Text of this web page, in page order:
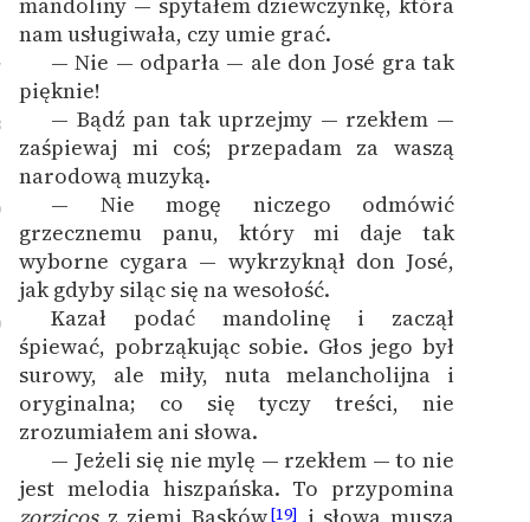
nam usługiwała, czy umie grać.
— Nie — odparła — ale don José gra tak
pięknie!
— Bądź pan tak uprzejmy — rzekłem —
zaśpiewaj mi coś; przepadam za waszą
narodową muzyką.
— Nie mogę niczego odmówić
grzecznemu panu, który mi daje tak
wyborne cygara — wykrzyknął don José,
jak gdyby siląc się na wesołość.
Kazał podać mandolinę i zaczął
śpiewać, pobrząkując sobie. Głos jego był
surowy, ale miły, nuta melancholijna i
oryginalna; co się tyczy treści, nie
zrozumiałem ani słowa.
— Jeżeli się nie mylę — rzekłem — to nie
jest melodia hiszpańska. To przypomina
[19]